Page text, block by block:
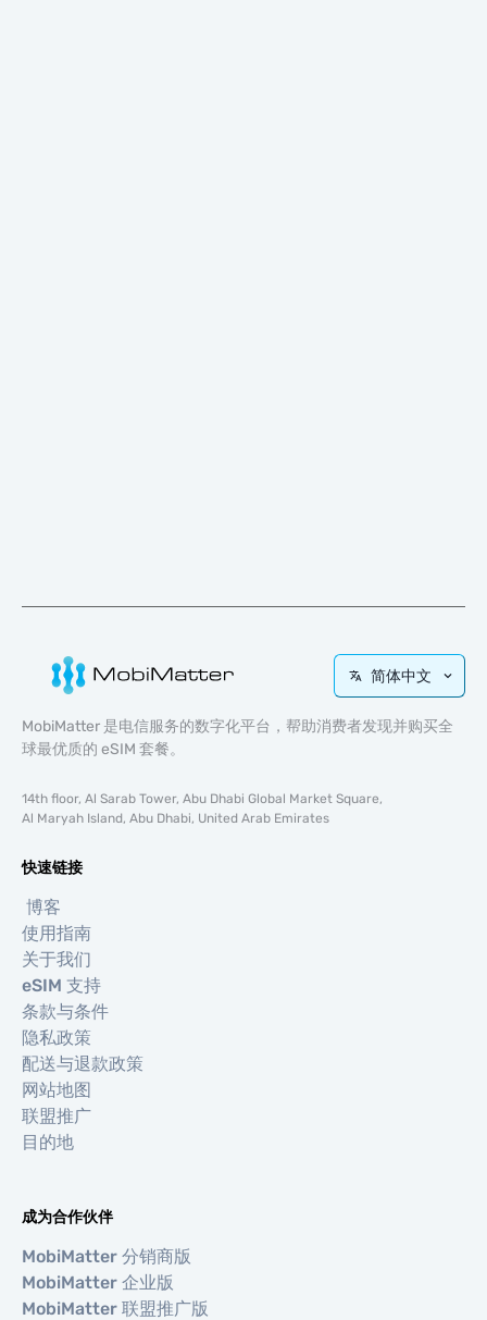
简体中文
MobiMatter 是电信服务的数字化平台，帮助消费者发现并购买全
球最优质的 eSIM 套餐。
14th floor, Al Sarab Tower, Abu Dhabi Global Market Square,
Al Maryah Island, Abu Dhabi, United Arab Emirates
快速链接
博客
使用指南
关于我们
eSIM 支持
条款与条件
隐私政策
配送与退款政策
网站地图
联盟推广
目的地
成为合作伙伴
MobiMatter 分销商版
MobiMatter 企业版
MobiMatter 联盟推广版